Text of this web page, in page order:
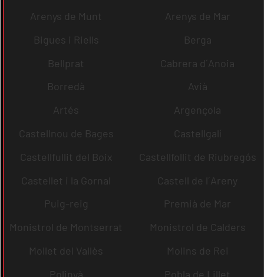
Arenys de Munt
Arenys de Mar
Bigues i Riells
Berga
Bellprat
Cabrera d´Anoia
Borredà
Avià
Artés
Argençola
Castellnou de Bages
Castellgalí
Castellfullit del Boix
Castellfollit de Riubregós
Castellet i la Gornal
Castell de l´Areny
Puig-reig
Premià de Mar
Monistrol de Montserrat
Monistrol de Calders
Mollet del Vallès
Molins de Rei
Polinyà
Pobla de Lillet